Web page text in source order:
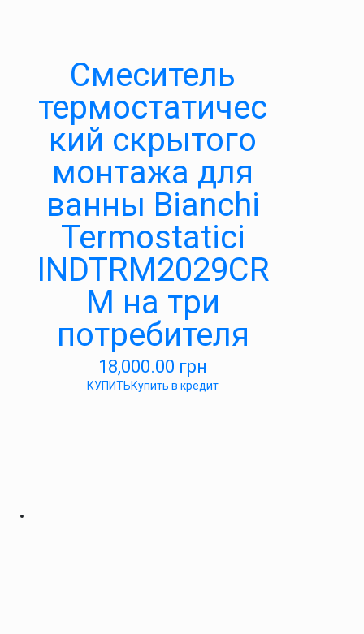
Смеситель
термостатичес
кий скрытого
монтажа для
ванны Bianchi
Termostatici
INDTRM2029CR
M на три
потребителя
18,000.00 грн
КУПИТЬКупить в кредит